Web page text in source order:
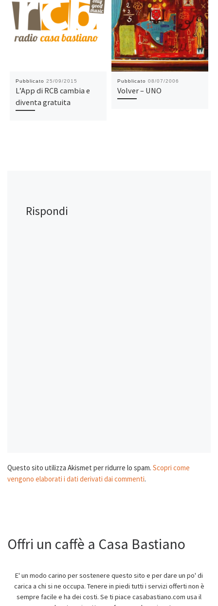
Pubblicato 25/09/2015
L’App di RCB cambia e
diventa gratuita
Pubblicato 08/07/2006
Volver – UNO
Rispondi
Questo sito utilizza Akismet per ridurre lo spam. Scopri come
vengono elaborati i dati derivati dai commenti.
Offri un caffè a Casa Bastiano
E' un modo carino per sostenere questo sito e per dare un po' di
carica a chi si ne occupa. Tenere in piedi tutti i servizi offerti non è
sempre facile e ha dei costi. Se ti piace casabastiano.com usa il